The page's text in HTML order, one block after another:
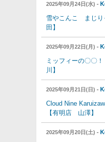
2025年09月24日(水) -
雪やこんこ まじ
田】
2025年09月22日(月) -
ミッフィーの〇
川】
2025年09月21日(日) -
Cloud Nine
【有明店 山澤】
2025年09月20日(土) -